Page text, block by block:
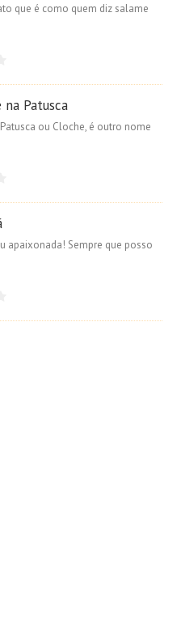
que é como quem diz salame
Patusca
ou Cloche, é outro nome
apaixonada! Sempre que posso